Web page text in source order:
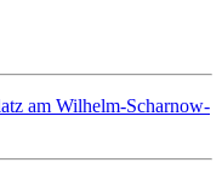
am Wilhelm-Scharnow-